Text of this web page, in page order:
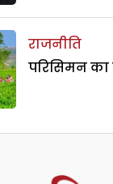
राजनीति
परिसिमन